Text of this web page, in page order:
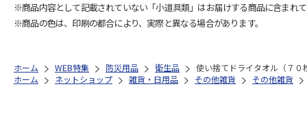
※商品内容として記載されていない「小道具類」はお届けする商品に含まれて
※商品の色は、印刷の都合により、実際と異なる場合があります。
ホーム WEB特集 防災用品 衛生品
使い捨てドライタオル（７０
ホーム
ネットショップ 雑貨・日用品 その他雑貨 その他雑貨